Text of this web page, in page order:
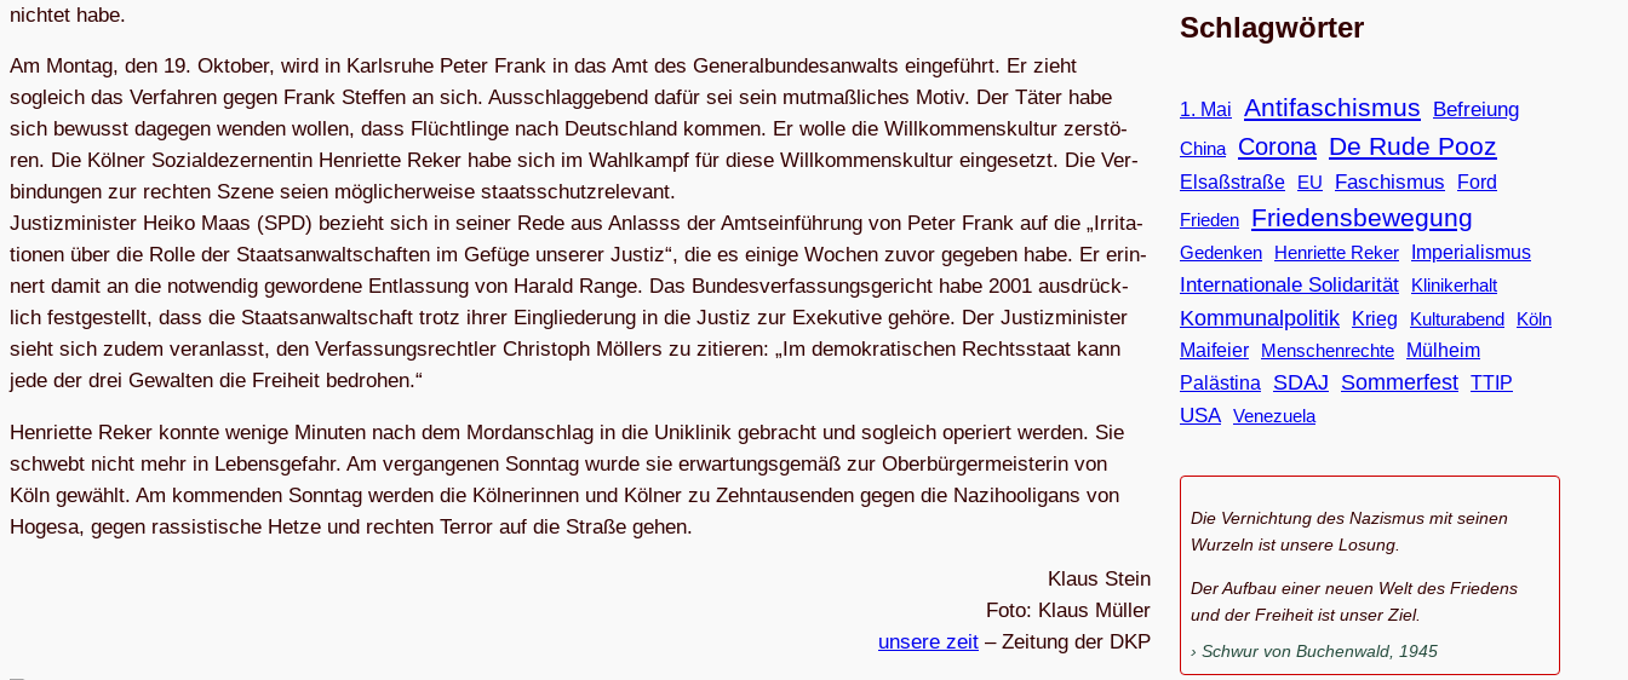
nich­tet habe.
Am Mon­tag, den 19. Okto­ber, wird in Karls­ruhe Peter Frank in das Amt des Gene­ral­bun­des­an­walts ein­ge­führt. Er zieht
sogleich das Ver­fah­ren gegen Frank Stef­fen an sich. Aus­schlag­ge­bend dafür sei sein mut­maß­li­ches Motiv. Der Täter habe
sich bewusst dage­gen wen­den wol­len, dass Flücht­linge nach Deutsch­land kom­men. Er wolle die Will­kom­mens­kul­tur zer­stö­
ren. Die Köl­ner Sozi­al­de­zer­nen­tin Hen­ri­ette Reker habe sich im Wahl­kampf für diese Will­kom­mens­kul­tur ein­ge­setzt. Die Ver­
bin­dun­gen zur rech­ten Szene seien mög­li­cher­weise staats­schutz­re­le­vant.
Jus­tiz­mi­nis­ter Heiko Maas (SPD) bezieht sich in sei­ner Rede aus Anlasss der Amts­ein­füh­rung von Peter Frank auf die „Irri­ta­
tio­nen über die Rolle der Staats­an­walt­schaf­ten im Gefüge unse­rer Jus­tiz“, die es einige Wochen zuvor gege­ben habe. Er erin­
nert damit an die not­wen­dig gewor­dene Ent­las­sung von Harald Range. Das Bun­des­ver­fas­sungs­ge­richt habe 2001 aus­drück­
lich fest­ge­stellt, dass die Staats­an­walt­schaft trotz ihrer Ein­glie­de­rung in die Jus­tiz zur Exe­ku­tive gehöre. Der Jus­tiz­mi­nis­ter
sieht sich zudem ver­an­lasst, den Ver­fas­sungs­recht­ler Chris­toph Möl­lers zu zitie­ren: „Im demo­kra­ti­schen Rechts­staat kann
jede der drei Gewal­ten die Frei­heit bedrohen.“
Hen­ri­ette Reker konnte wenige Minu­ten nach dem Mord­an­schlag in die Uni­kli­nik gebracht und sogleich ope­riert wer­den. Sie
schwebt nicht mehr in Lebens­ge­fahr. Am ver­gan­ge­nen Sonn­tag wurde sie erwar­tungs­ge­mäß zur Ober­bür­ger­meis­te­rin von
Köln gewählt. Am kom­men­den Sonn­tag wer­den die Köl­ne­rin­nen und Köl­ner zu Zehn­tau­sen­den gegen die Nazi­hoo­li­gans von
Hogesa, gegen ras­sis­ti­sche Hetze und rech­ten Ter­ror auf die Straße gehen.
Klaus Stein
Foto: Klaus Mül­ler
unsere zeit – Zei­tung der DKP
Schlagwörter
1. Mai Antifaschismus Befreiung
China Corona De Rude Pooz
Elsaßstraße EU Faschismus
Ford
Frieden
Friedensbewegung
Gedenken Henriette Reker Imperialismus
Internationale Solidarität Klinikerhalt
Kommunalpolitik Krieg Kulturabend
Köln
Maifeier
Menschenrechte
Mülheim
Palästina
SDAJ Sommerfest TTIP
USA Venezuela
Die Vernichtung des Nazismus mit seinen
Wurzeln ist unsere Losung.
Der Aufbau einer neuen Welt des Friedens
und der Freiheit ist unser Ziel.
Schwur von Buchenwald, 1945